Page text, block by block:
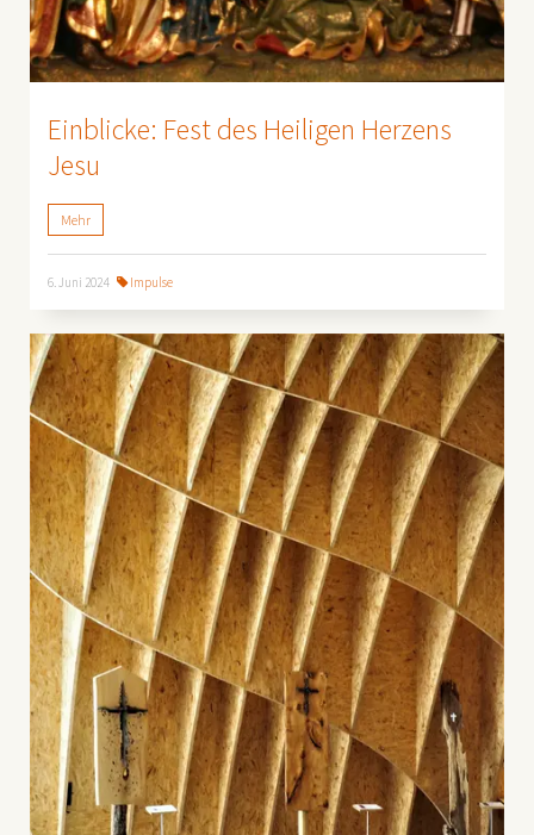
Einblicke: Fest des Heiligen Herzens
Jesu
Mehr
6. Juni 2024 Impulse